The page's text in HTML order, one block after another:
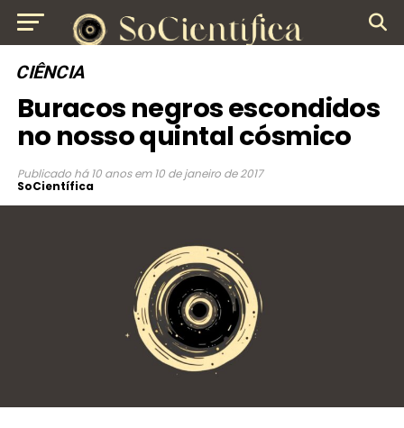
CIÊNCIA
Buracos negros escondidos
no nosso quintal cósmico
Publicado há 10 anos em 10 de janeiro de 2017
SoCientífica